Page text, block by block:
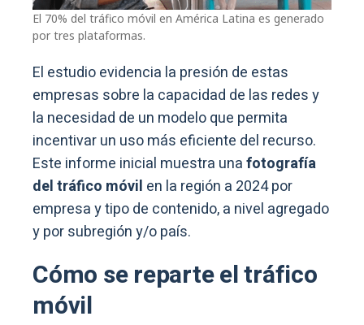
El 70% del tráfico móvil en América Latina es generado
por tres plataformas.
El estudio evidencia la presión de estas
empresas sobre la capacidad de las redes y
la necesidad de un modelo que permita
incentivar un uso más eficiente del recurso.
Este informe inicial muestra unafotografía
del tráfico móvil en la región a 2024 por
empresa y tipo de contenido, a nivel agregado
y por subregión y/o país.
Cómo se reparte el tráfico
móvil